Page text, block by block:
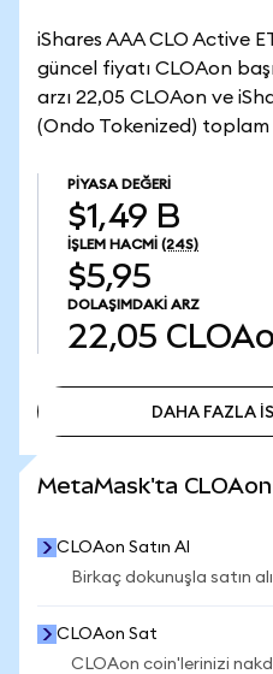
iShares AAA CLO Active
güncel fiyatı CLOAon
arzı 22,05 CLOAon ve
(Ondo Tokenized) toplam
PIYASA DEĞERI
$1,49 B
İŞLEM HACMI (24S)
$5,95
DOLAŞIMDAKI ARZ
22,05
DAHA FAZLA
MetaMask'ta CLOAon
CLOAon Satın Al
Birkaç dokunuşla satın
CLOAon Sat
CLOAon coin'lerinizi